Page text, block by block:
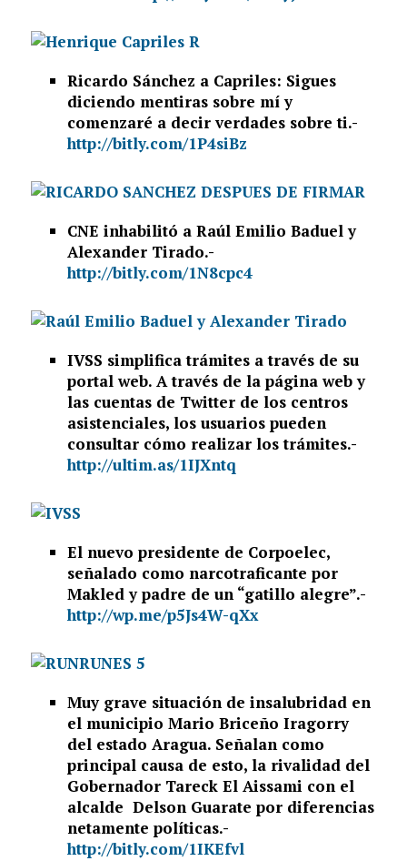
Ricardo Sánchez a Capriles: Sigues
diciendo mentiras sobre mí y
comenzaré a decir verdades sobre ti.-
http://bitly.com/1P4siBz
CNE inhabilitó a Raúl Emilio Baduel y
Alexander Tirado.-
http://bitly.com/1N8cpc4
IVSS simplifica trámites a través de su
portal web. A través de la página web y
las cuentas de Twitter de los centros
asistenciales, los usuarios pueden
consultar cómo realizar los trámites.-
http://ultim.as/1IJXntq
El nuevo presidente de Corpoelec,
señalado como narcotraficante por
Makled y padre de un “gatillo alegre”.-
http://wp.me/p5Js4W-qXx
Muy grave situación de insalubridad en
el municipio Mario Briceño Iragorry
del estado Aragua. Señalan como
principal causa de esto, la rivalidad del
Gobernador Tareck El Aissami con el
alcalde Delson Guarate por diferencias
netamente políticas.-
http://bitly.com/1IKEfvl